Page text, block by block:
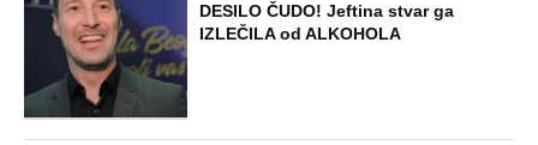
DESILO ČUDO! Jeftina stvar ga
IZLEČILA od ALKOHOLA